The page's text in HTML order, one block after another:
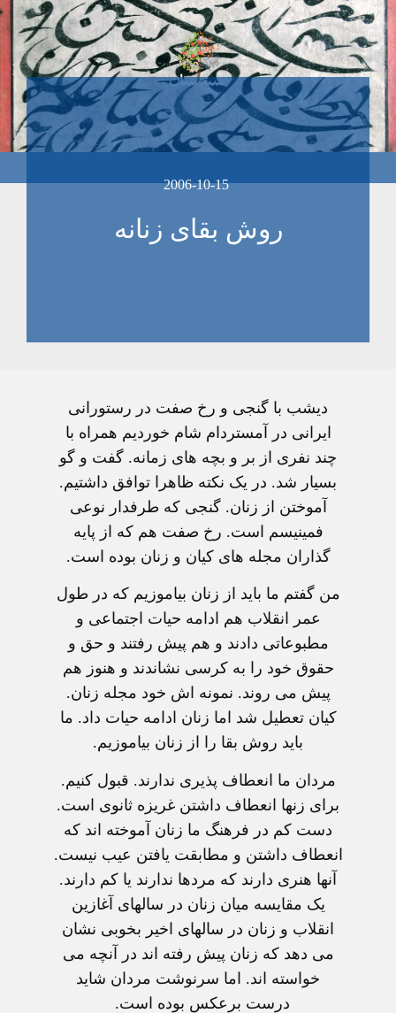
2006-10-15
روش بقای زنانه
ديشب با گنجی و رخ صفت در رستورانی
ايرانی در آمستردام شام خورديم همراه با
چند نفری از بر و بچه های زمانه. گفت و گو
بسيار شد. در يک نکته ظاهرا توافق داشتيم.
آموختن از زنان. گنجی که طرفدار نوعی
فمينيسم است. رخ صفت هم که از پايه
گذاران مجله های کيان و زنان بوده است.
من گفتم ما بايد از زنان بياموزيم که در طول
عمر انقلاب هم ادامه حيات اجتماعی و
مطبوعاتی دادند و هم پيش رفتند و حق و
حقوق خود را به کرسی نشاندند و هنوز هم
پيش می روند. نمونه اش خود مجله زنان.
کيان تعطيل شد اما زنان ادامه حيات داد. ما
بايد روش بقا را از زنان بياموزيم.
مردان ما انعطاف پذيری ندارند. قبول کنيم.
برای زنها انعطاف داشتن غريزه ثانوی است.
دست کم در فرهنگ ما زنان آموخته اند که
انعطاف داشتن و مطابقت يافتن عيب نيست.
آنها هنری دارند که مردها ندارند يا کم دارند.
يک مقايسه ميان زنان در سالهای آغازين
انقلاب و زنان در سالهای اخير بخوبی نشان
می دهد که زنان پيش رفته اند در آنچه می
خواسته اند. اما سرنوشت مردان شايد
درست برعکس بوده است.